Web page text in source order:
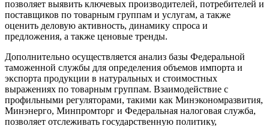
позволяет выявить ключевых производителей, потребителей и
поставщиков по товарным группам и услугам, а также
оценить деловую активность, динамику спроса и
предложения, а также ценовые тренды.
Дополнительно осуществляется анализ базы Федеральной
таможенной службы для определения объемов импорта и
экспорта продукции в натуральных и стоимостных
выражениях по товарным группам. Взаимодействие с
профильными регуляторами, такими как Минэкономразвития,
Минэнерго, Минпромторг и Федеральная налоговая служба,
позволяет отслеживать государственную политику,